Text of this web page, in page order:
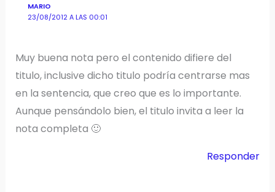
MARIO
23/08/2012 A LAS 00:01
Muy buena nota pero el contenido difiere del
titulo, inclusive dicho titulo podría centrarse mas
en la sentencia, que creo que es lo importante.
Aunque pensándolo bien, el titulo invita a leer la
nota completa 🙂
Responder